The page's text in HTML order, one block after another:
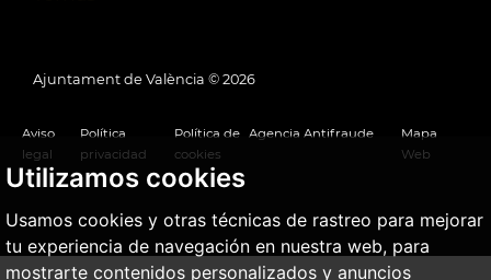
Utilizamos cookies
Usamos cookies y otras técnicas de rastreo para mejorar
tu experiencia de navegación en nuestra web, para
mostrarte contenidos personalizados y anuncios
Ajuntament de València © 2026
Aviso
legal
Política
privacidad
Política de
cookies
Agencia Antifraude
Mapa
Web